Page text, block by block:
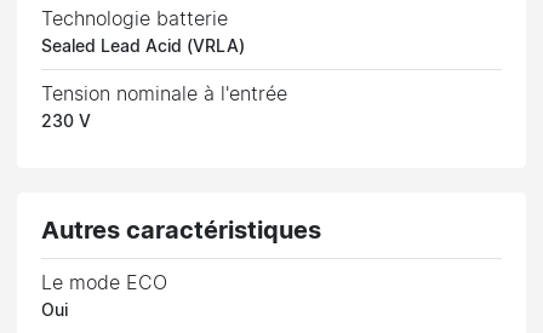
Technologie batterie
Sealed Lead Acid (VRLA)
Tension nominale à l'entrée
230 V
Autres caractéristiques
Le mode ECO
Oui